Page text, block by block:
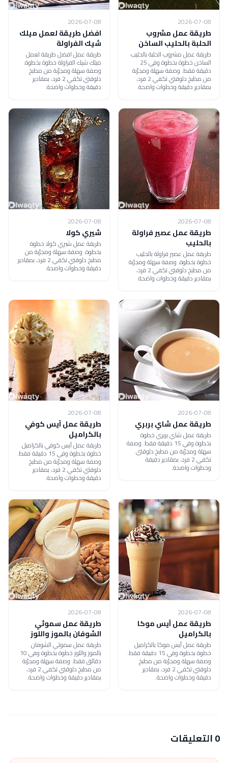
2026-07-08
طريقة عمل مشروب
الحلبة بالحليب الساخن
طريقة عمل مشروب الحلبة بالحليب
الساخن خطوة بخطوة وفي 25
دقيقة فقط. وصفة سهلة ومجرّبة
من مطبخ دلوقتي تكفي 2 فرد،
بمقادير دقيقة وخطوات واضحة.
2026-07-08
افضل طريقة لعمل ميلك
شيك الفراولة
طريقة عمل افضل طريقة لعمل
ميلك شيك الفراولة خطوة بخطوة.
وصفة سهلة ومجرّبة من مطبخ
دلوقتي تكفي 2 فرد، بمقادير
دقيقة وخطوات واضحة.
2026-07-08
طريقة عمل عصير فراولة
بالحليب
طريقة عمل عصير فراولة بالحليب
خطوة بخطوة. وصفة سهلة ومجرّبة
من مطبخ دلوقتي تكفي 2 فرد،
بمقادير دقيقة وخطوات واضحة.
2026-07-08
شيري كولا
طريقة عمل شيري كولا خطوة
بخطوة. وصفة سهلة ومجرّبة من
مطبخ دلوقتي تكفي 2 فرد، بمقادير
دقيقة وخطوات واضحة.
2026-07-08
طريقة عمل شاي بربري
طريقة عمل شاي بربري خطوة
بخطوة وفي 15 دقيقة فقط. وصفة
سهلة ومجرّبة من مطبخ دلوقتي
تكفي 2 فرد، بمقادير دقيقة
وخطوات واضحة.
2026-07-08
طريقة عمل آيس كوفي
بالكراميل
طريقة عمل آيس كوفي بالكراميل
خطوة بخطوة وفي 15 دقيقة فقط.
وصفة سهلة ومجرّبة من مطبخ
دلوقتي تكفي 2 فرد، بمقادير
دقيقة وخطوات واضحة.
2026-07-08
طريقة عمل آيس موكا
بالكراميل
طريقة عمل آيس موكا بالكراميل
خطوة بخطوة وفي 15 دقيقة فقط.
وصفة سهلة ومجرّبة من مطبخ
دلوقتي تكفي 2 فرد، بمقادير
دقيقة وخطوات واضحة.
2026-07-08
طريقة عمل سموثي
الشوفان بالموز واللوز
طريقة عمل سموثي الشوفان
بالموز واللوز خطوة بخطوة وفي 10
دقائق فقط. وصفة سهلة ومجرّبة
من مطبخ دلوقتي تكفي 2 فرد،
بمقادير دقيقة وخطوات واضحة.
0 التعليقات